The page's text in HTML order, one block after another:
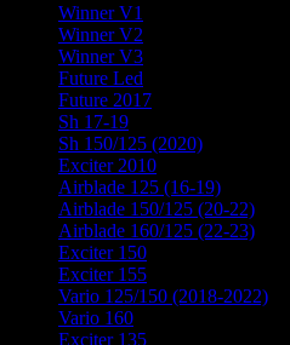
Winner V1
Winner V2
Winner V3
Future Led
Future 2017
Sh 17-19
Sh 150/125 (2020)
Exciter 2010
Airblade 125 (16-19)
Airblade 150/125 (20-22)
Airblade 160/125 (22-23)
Exciter 150
Exciter 155
Vario 125/150 (2018-2022)
Vario 160
Exciter 135